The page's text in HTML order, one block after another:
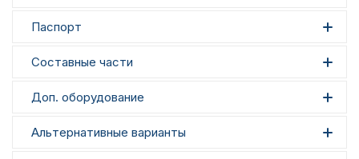
Паспорт
Составные части
Доп. оборудование
Альтернативные варианты